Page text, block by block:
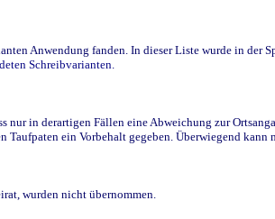
Anwendung fanden. In dieser Liste wurde in der
Schreibvarianten.
in derartigen Fällen eine Abweichung zur
ein Vorbehalt gegeben. Überwiegend kann
wurden nicht übernommen.